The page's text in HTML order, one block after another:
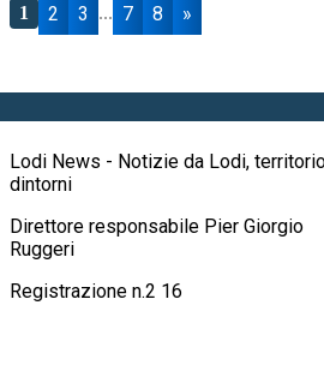
1 2 3 ... 7 8 »
Lodi News - Notizie da Lodi,
dintorni
Direttore responsabile Pier Giorgio
Ruggeri
Registrazione n.2 16